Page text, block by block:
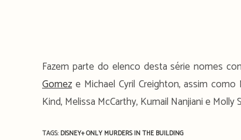
Fazem parte do elenco desta série nomes
Gomez e Michael Cyril Creighton, assim
Kind, Melissa McCarthy, Kumail Nanjiani e Molly
TAGS: DISNEY+ONLY MURDERS IN THE BUILDING